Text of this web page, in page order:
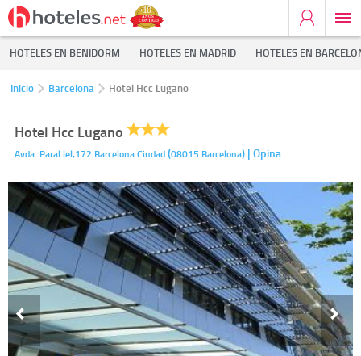
HOTELES EN BENIDORM HOTELES EN MADRID HOTELES EN
Inicio Barcelona Hotel Hcc Lugano
Hotel Hcc Lugano
Avda. Paral.lel,172 Barcelona Ciudad(08015 Barcelona) | Opina